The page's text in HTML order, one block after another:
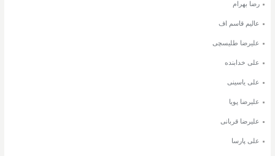
رضا بهرام
عالیم قاسم اف
علیرضا طلیسچی
علی خدابنده
علی یاسینی
علیرضا پویا
علیرضا قربانی
علی پارسا